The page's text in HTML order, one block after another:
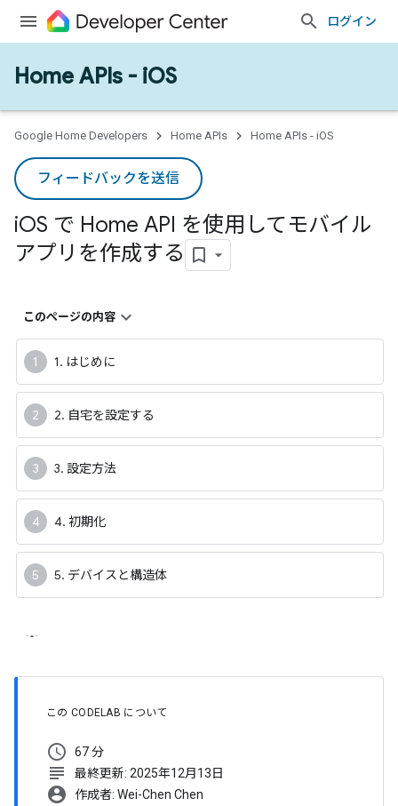
ログイン
Home APIs - iOS
Google Home Developers Home APIs Home APIs - iOS
フィードバックを送信
iOS で Home API を使用してモバイル
アプリを作成する
このページの内容
1. はじめに
2. 自宅を設定する
3. 設定方法
4. 初期化
5. デバイスと構造体
この CODELAB について
schedule 67 分
subject 最終更新: 2025年12月13日
account_circle 作成者: Wei-Chen Chen